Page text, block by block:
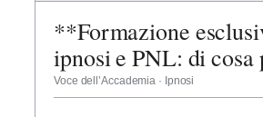
**Formazione
ipnosi e PNL: di
Voce dell’Accademia · Ipnosi